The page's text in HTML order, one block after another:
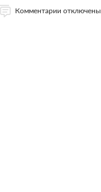
Комментарии отключены